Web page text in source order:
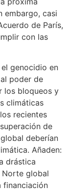
embargo, casi
de París,
con las
genocidio en
poder de
los bloqueos y
climáticas
recientes
de
deberían
Añaden:
drástica
Norte global
financiación